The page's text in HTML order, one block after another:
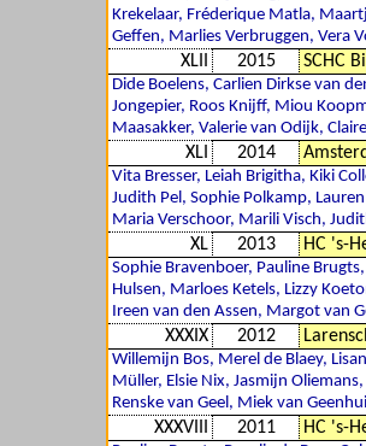
Krekelaar, Fréderique Matla,
Geffen, Marlies Verbruggen, Vera
XLII 2015 SCHC
Dide Boelens, Carlien Dirkse van
Jongepier, Roos Knijff, Miou
Maasakker, Valerie van Odijk,
XLI 2014
Vita Bresser, Leiah Brigitha, Kiki
Judith Pel, Sophie Polkamp,
Maria Verschoor, Marili Visch,
XL 2013 HC 's-
Sophie Bravenboer, Pauline
Hulsen, Marloes Ketels, Lizzy
Ireen van den Assen, Margot van
XXXIX 2012
Willemijn Bos, Merel de Blaey,
Müller, Elsie Nix, Jasmijn
Renske van Geel, Miek van
XXXVIII 2011 HC 's-